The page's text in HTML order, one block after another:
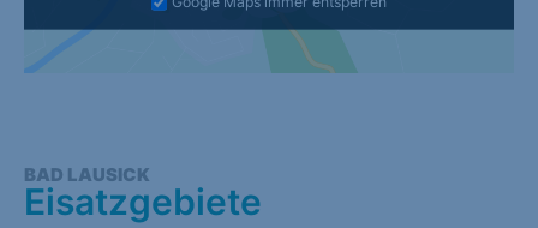
BAD LAUSICK
Eisatzgebiete